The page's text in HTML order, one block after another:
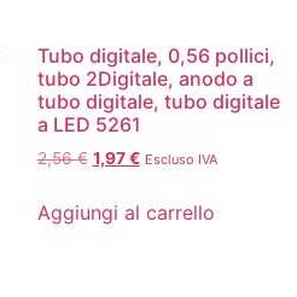
Tubo digitale, 0,56 pollici,
tubo 2Digitale, anodo a
tubo digitale, tubo digitale
a LED 5261
2,56€ 1,97€ Escluso IVA
Aggiungi al carrello